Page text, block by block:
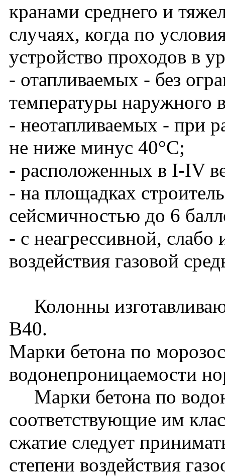
кранами среднего и
случаях, когда по
устройство проходов в
- отапливаемых - без
температуры наружного
- неотапливаемых - при
не ниже минус 40°С;
- расположенных в I-IV
- на площадках
сейсмичностью до 6
- с неагрессивной, слабо
воздействия газовой
Колонны
В40.
Марки бетона по
водонепроницаемости
Марки бетона по
соответствующие им
сжатие следует
степени воздействия